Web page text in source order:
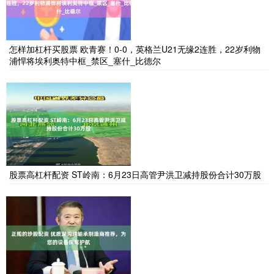
怎样加杠杆买股票 欧青赛！0-0，英格兰U21无缘2连胜，22岁利物
浦悍将埃利奥特中框_禁区_塞什_比德尔
股票高杠杆配资 ST岭南：6月23日高管尹洪卫减持股份合计30万股